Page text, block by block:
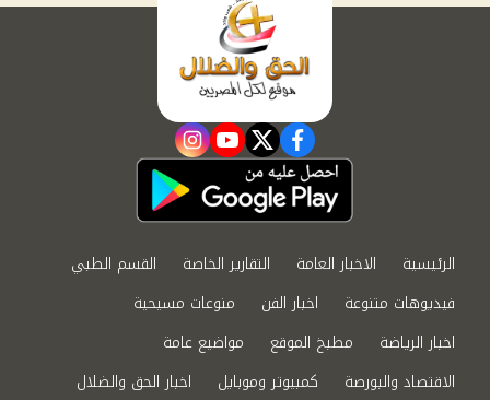
facebook
twitter
youtube
instagram
الرئيسية الاخبار العامة التقارير الخاصة
القسم الطبي
فيديوهات متنوعة
اخبار الفن
منوعات مسيحية
اخبار الرياضة
مطبخ الموقع
مواضيع عامة
الاقتصاد والبورصة
كمبيوتر وموبايل
اخبار الحق والضلال